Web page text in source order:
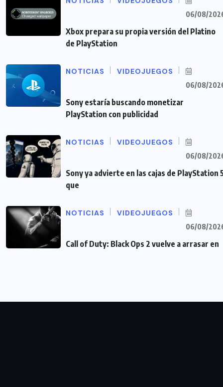
06/08/
Xbox prepara su propia versión del Platino
de PlayStation
NOTICIAS VIDEOJUEGOS
06/08/
Sony estaría buscando monetizar
PlayStation con publicidad
NOTICIAS VIDEOJUEGOS
06/08/
Sony ya advierte en las cajas de PlayStation
que
NOTICIAS VIDEOJUEGOS
06/08/
Call of Duty: Black Ops 2 vuelve a arrasar en